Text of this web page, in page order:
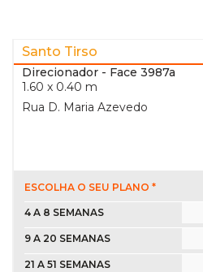
Santo Tirso
Direcionador - Face 3987a
1.60 x 0.40 m
Rua D. Maria Azevedo
ESCOLHA O SEU PLANO *
4 A 8 SEMANAS
9 A 20 SEMANAS
21 A 51 SEMANAS